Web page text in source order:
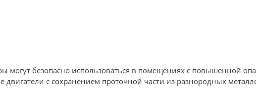
безопасно использоваться в помещениях с повышенной
с сохранением проточной части из разнородных